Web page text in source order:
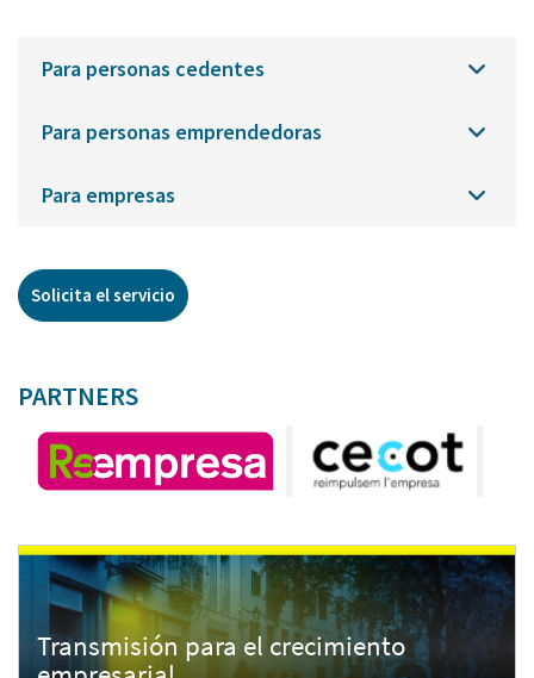
Para personas cedentes
Para personas emprendedoras
Para empresas
Solicita el servicio
PARTNERS
Transmisión para el crecimiento